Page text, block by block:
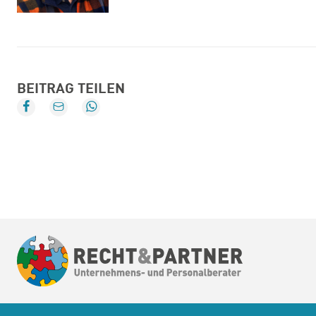
BEITRAG TEILEN